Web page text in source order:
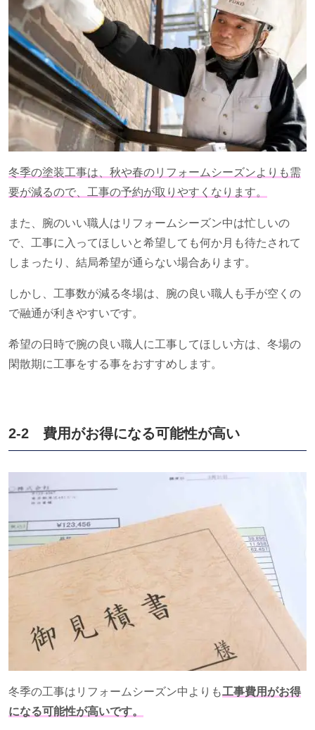
冬季の塗装工事は、秋や春のリフォームシーズンよりも需
要が減るので、工事の予約が取りやすくなります。
また、腕のいい職人はリフォームシーズン中は忙しいの
で、工事に入ってほしいと希望しても何か月も待たされて
しまったり、結局希望が通らない場合あります。
しかし、工事数が減る冬場は、腕の良い職人も手が空くの
で融通が利きやすいです。
希望の日時で腕の良い職人に工事してほしい方は、冬場の
閑散期に工事をする事をおすすめします。
2-2 費用がお得になる可能性が高い
冬季の工事はリフォームシーズン中よりも工事費用がお得
になる可能性が高いです。